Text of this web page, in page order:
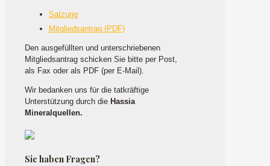
Satzung
Mitgliedsantrag (PDF)
Den ausgefüllten und unterschriebenen
Mitgliedsantrag schicken Sie bitte per Post,
als Fax oder als PDF (per E-Mail).
Wir bedanken uns für die tatkräftige
Unterstützung durch die Hassia
Mineralquellen.
Sie haben Fragen?